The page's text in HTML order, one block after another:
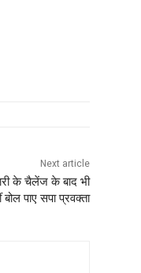
Next article
के चैलेंज के बाद भी
पाए सपा प्रवक्ता